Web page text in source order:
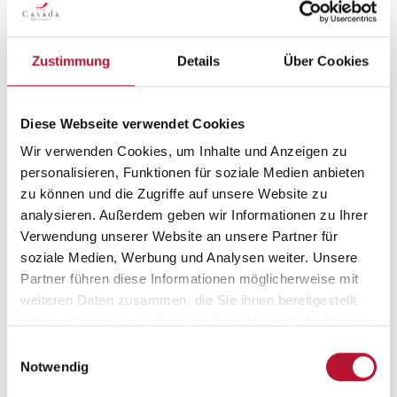
Zustimmung Details Über Cookies
Diese Webseite verwendet Cookies
Wir verwenden Cookies, um Inhalte und Anzeigen zu
personalisieren, Funktionen für soziale Medien anbieten
zu können und die Zugriffe auf unsere Website zu
analysieren. Außerdem geben wir Informationen zu Ihrer
Verwendung unserer Website an unsere Partner für
soziale Medien, Werbung und Analysen weiter. Unsere
Partner führen diese Informationen möglicherweise mit
weiteren Daten zusammen, die Sie ihnen bereitgestellt
Notwendig
Gratis Kaffee:
Ein Tag bei CASADA Deutschland beginnt mit dem
Duft von frisch gebrühtem Kaffee. Genieße
neuer Energie und Motivation in den Tag.
Gratis Getränke:
Bei uns bleibt kein Durst ungestillt. Wir bieten dir
kostenlos eine vielfältige Auswahl an Getränken in
unserer Gemeinschaftsküche an.
Diese Benefits sind mehr als nur ein Bonus für uns.
Sie sind ein integraler Bestandteil der CASADA